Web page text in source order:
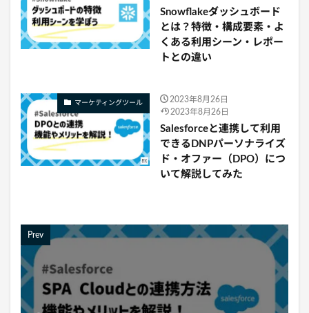
Snowflakeダッシュボード
とは？特徴・構成要素・よ
くある利用シーン・レポー
トとの違い
マーケティングツール
2023年8月26日
2023年8月26日
Salesforceと連携して利用
できるDNPパーソナライズ
ド・オファー（DPO）につ
いて解説してみた
Prev